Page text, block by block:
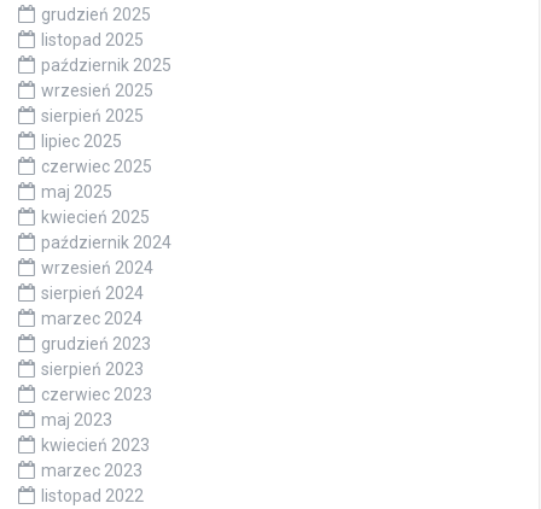
grudzień 2025
listopad 2025
październik 2025
wrzesień 2025
sierpień 2025
lipiec 2025
czerwiec 2025
maj 2025
kwiecień 2025
październik 2024
wrzesień 2024
sierpień 2024
marzec 2024
grudzień 2023
sierpień 2023
czerwiec 2023
maj 2023
kwiecień 2023
marzec 2023
listopad 2022